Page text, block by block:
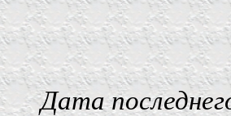
Дата